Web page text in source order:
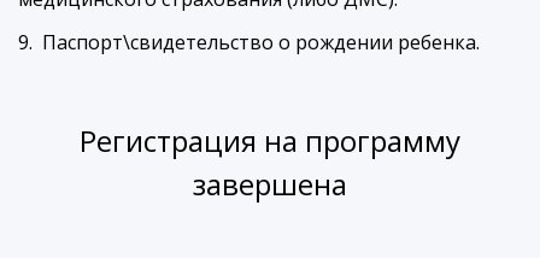
9. Паспорт\свидетельство о рождении ребенка.
Регистрация на программу
завершена